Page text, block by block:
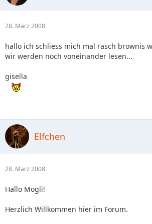
28. März 2008
hallo ich schliess mich mal rasch brownis
wir werden noch voneinander lesen...
gisella
Elfchen
28. März 2008
Hallo Mogli!
Herzlich Willkommen hier im Forum.